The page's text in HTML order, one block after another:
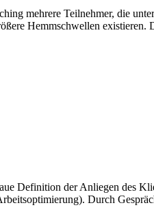
mehrere Teilnehmer, die
Hemmschwellen existieren.
Definition der Anliegen des
Durch